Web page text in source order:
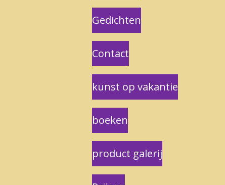
Gedichten
Contact
kunst op vakantie
boeken
product galerij